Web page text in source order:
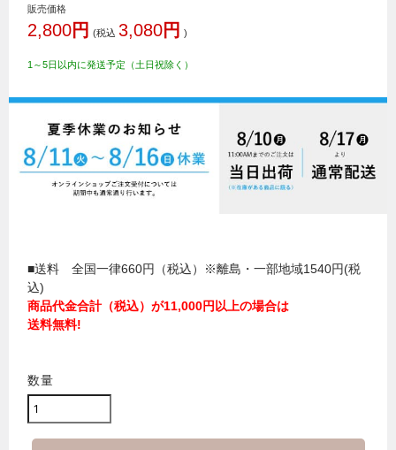
販売価格
2,800円 (税込3,080円 )
1～5日以内に発送予定（土日祝除く）
■送料 全国一律660円（税込）※離島・一部地域1540円(税
込)
商品代金合計（税込）が11,000円以上の場合は
送料無料!
数量